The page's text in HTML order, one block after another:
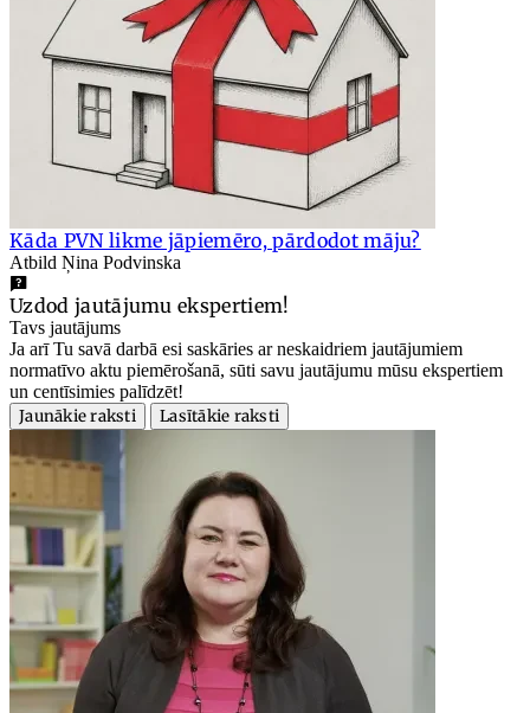
Kāda PVN likme jāpiemēro, pārdodot māju?
Atbild Ņina Podvinska
Uzdod jautājumu ekspertiem!
Tavs jautājums
Ja arī Tu savā darbā esi saskāries ar neskaidriem jautājumiem
normatīvo aktu piemērošanā, sūti savu jautājumu mūsu ekspertiem
un centīsimies palīdzēt!
Jaunākie raksti
Lasītākie raksti